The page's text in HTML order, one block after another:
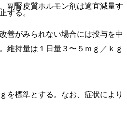
副腎皮質ホルモン剤は適宜減量す
善がみられない場合には投与を中
する。
維持量は１日量３〜５ｍｇ／ｋｇ
を標準とする。なお、症状により